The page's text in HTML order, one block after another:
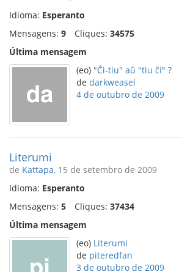
Idioma: Esperanto
Mensagens: 9 Cliques: 34575
Última mensagem
(eo) "Ĉi-tiu" aŭ "tiu ĉi" ?
de darkweasel
4 de outubro de 2009
Literumi
de Kattapa, 15 de setembro de 2009
Idioma: Esperanto
Mensagens: 5 Cliques: 37434
Última mensagem
(eo) Literumi
de piteredfan
3 de outubro de 2009